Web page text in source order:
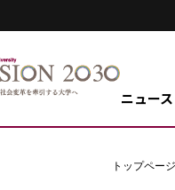
ニュース
トップページ